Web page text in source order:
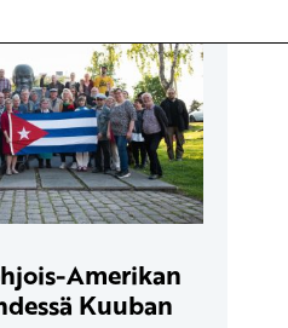
Amerikan
Kuuban